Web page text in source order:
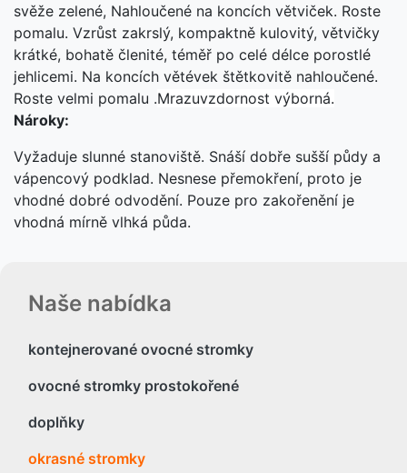
Naše nabídka
kontejnerované ovocné stromky
ovocné stromky prostokořené
doplňky
okrasné stromky
svěže zelené, Nahloučené na koncích větviček. Roste
pomalu. Vzrůst zakrslý, kompaktně kulovitý, větvičky
krátké, bohatě členité, téměř po celé délce porostlé
jehlicemi. Na koncích větévek štětkovitě nahloučené.
Roste velmi pomalu .Mrazuvzdornost výborná.
Nároky:
Vyžaduje slunné stanoviště. Snáší dobře sušší půdy a
vápencový podklad. Nesnese přemokření, proto je
vhodné dobré odvodění. Pouze pro zakořenění je
vhodná mírně vlhká půda.